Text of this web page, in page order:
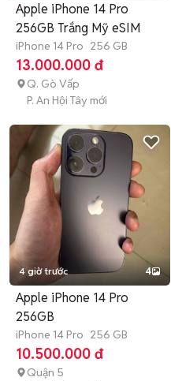
Apple iPhone 14 Pro
256GB Trắng Mỹ eSIM
iPhone 14 Pro 256 GB
13.000.000 đ
Q. Gò Vấp
P. An Hội Tây mới
4 giờ trước 4
Apple iPhone 14 Pro
256GB
iPhone 14 Pro 256 GB
10.500.000 đ
Quận 5